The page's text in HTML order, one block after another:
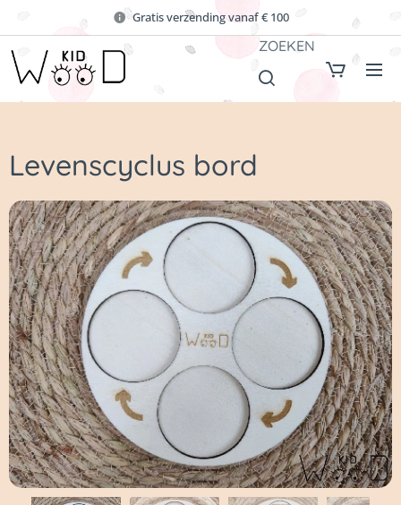
Gratis verzending vanaf € 100
ZOEKEN
Levenscyclus bord